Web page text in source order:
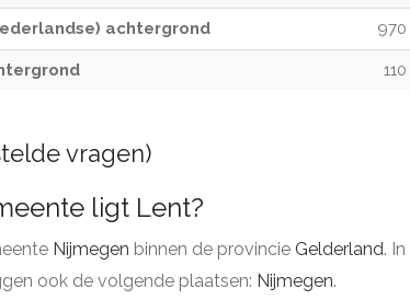
achtergrond 970
110
vragen)
ligt Lent?
Nijmegen binnen de provincie Gelderland. In
ook de volgende plaatsen: Nijmegen.